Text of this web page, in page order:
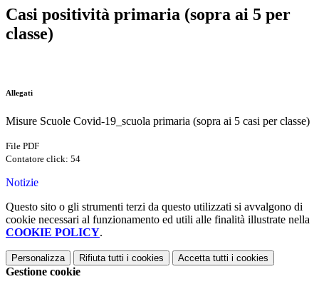
Casi positività primaria (sopra ai 5 per
classe)
Allegati
Misure Scuole Covid-19_scuola primaria (sopra ai 5 casi per classe)
File PDF
Contatore click: 54
Notizie
Questo sito o gli strumenti terzi da questo utilizzati si avvalgono di
cookie necessari al funzionamento ed utili alle finalità illustrate nella
COOKIE POLICY.
Personalizza Rifiuta tutti i cookies Accetta tutti i cookies
Gestione cookie